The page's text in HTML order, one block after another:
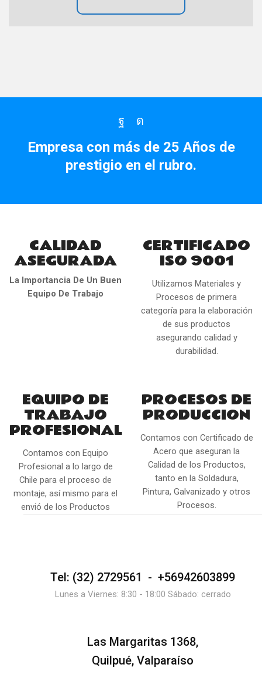
Facebook
Instagram
Empresa con más de 25 Años de
prestigio en el rubro.
CALIDAD
ASEGURADA
La Importancia De Un Buen
Equipo De Trabajo
CERTIFICADO
ISO 9001
Utilizamos Materiales y
Procesos de primera
categoría para la elaboración
de sus productos
asegurando calidad y
durabilidad.
EQUIPO DE
TRABAJO
PROFESIONAL
Contamos con Equipo
Profesional a lo largo de
Chile para el proceso de
montaje, así mismo para el
envió de los Productos
PROCESOS DE
PRODUCCION
Contamos con Certificado de
Acero que aseguran la
Calidad de los Productos,
tanto en la Soldadura,
Pintura, Galvanizado y otros
Procesos.
Tel: (32) 2729561 - +56942603899
Lunes a Viernes: 8:30 - 18:00 Sábado: cerrado
Las Margaritas 1368,
Quilpué, Valparaíso